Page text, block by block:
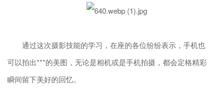
通过这次摄影技能的学习，在座的各位纷纷表示，手机也
可以拍出***的美图，无论是相机或是手机拍摄，都会定格精彩
瞬间留下美好的回忆。